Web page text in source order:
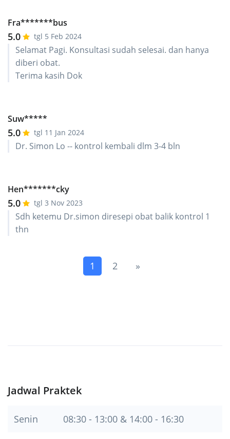
Fra*******bus
5.0 tgl 5 Feb 2024
Selamat Pagi. Konsultasi sudah selesai. dan hanya
diberi obat.
Terima kasih Dok
Suw*****
5.0 tgl 11 Jan 2024
Dr. Simon Lo -- kontrol kembali dlm 3-4 bln
Hen*******cky
5.0 tgl 3 Nov 2023
Sdh ketemu Dr.simon diresepi obat balik kontrol 1
thn
1 (current)
2 »Next
Jadwal Praktek
Senin 08:30 - 13:00 & 14:00 - 16:30